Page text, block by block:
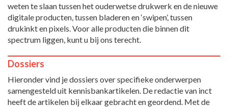
weten te slaan tussen het ouderwetse drukwerk en de nieuwe
digitale producten, tussen bladeren en ‘swipen’, tussen
drukinkt en pixels. Voor alle producten die binnen dit
spectrum liggen, kunt u bij ons terecht.
Dossiers
Hieronder vind je dossiers over specifieke onderwerpen
samengesteld uit kennisbankartikelen. De redactie van inct
heeft de artikelen bij elkaar gebracht en geordend. Met de